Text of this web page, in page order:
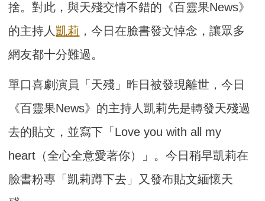
捨。對此，與天殘交情不錯的《百靈果News》
的主持人凱莉 ，今日在臉書發文悼念，讓眾多
網友都十分難過。
單口喜劇演員「天殘」昨日被發現離世，今日
《百靈果News》的主持人凱莉先是轉發天殘過
去的貼文，並寫下「Love you with all my
heart（全心全意愛著你）」。今日稍早凱莉在
臉書粉專「凱莉蹲下去」又發布貼文緬懷天